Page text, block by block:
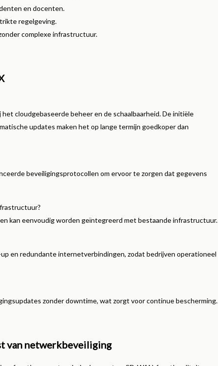
en docenten.
regelgeving.
complexe infrastructuur.
cloudgebaseerde beheer en de schaalbaarheid. De initiële
updates maken het op lange termijn goedkoper dan
beveiligingsprotocollen om ervoor te zorgen dat gegevens
kan eenvoudig worden geïntegreerd met bestaande infrastructuur.
en redundante internetverbindingen, zodat bedrijven operationeel
zonder downtime, wat zorgt voor continue bescherming.
van netwerkbeveiliging